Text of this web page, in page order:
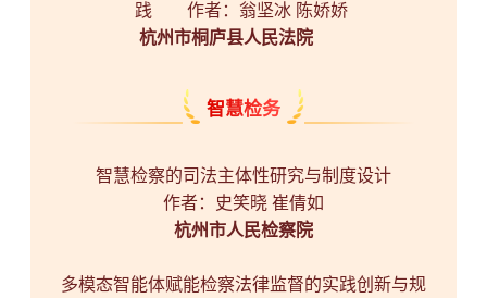
践 作者：翁坚冰 陈娇娇
杭州市桐庐县人民法院
智慧检务
智慧检察的司法主体性研究与制度设计
作者：史笑晓 崔倩如
杭州市人民检察院
多模态智能体赋能检察法律监督的实践创新与规